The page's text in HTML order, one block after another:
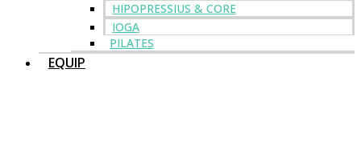
HIPOPRESSIUS & CORE
IOGA
PILATES
EQUIP